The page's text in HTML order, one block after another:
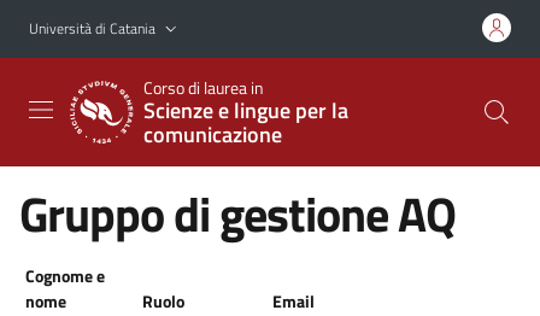
Vai al contenuto principale
Vai al menu di navigazione
Università di Catania
Corso di laurea in
Scienze e lingue per la
comunicazione
Gruppo di gestione AQ
Cognome e
nome
Ruolo
Email